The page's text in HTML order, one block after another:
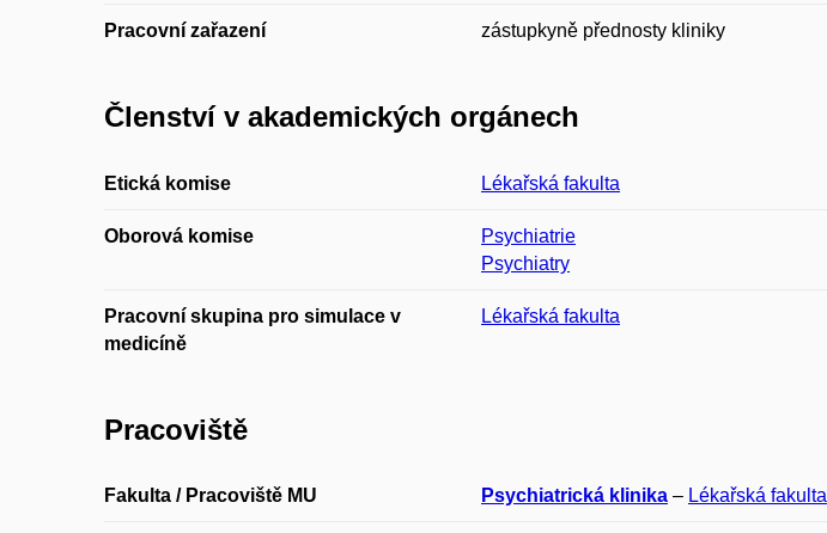
Pracovní zařazení zástupkyně přednosty kliniky
Členství v akademických orgánech
Etická komise Lékařská fakulta
Oborová komise
Psychiatrie
Psychiatry
Pracovní skupina pro simulace v
medicíně
Lékařská fakulta
Pracoviště
Fakulta / Pracoviště MU Psychiatrická klinika – Lékařská fakulta